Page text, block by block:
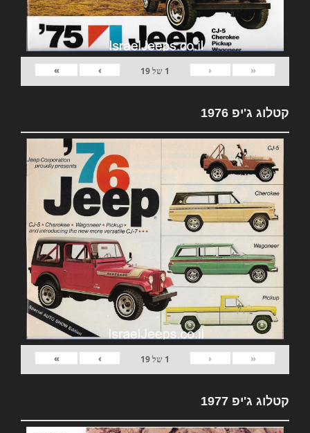
«
‹
1 של19
›
»
קטלוג ג'יפ 1976
«
‹
1 של19
›
»
קטלוג ג'יפ 1977